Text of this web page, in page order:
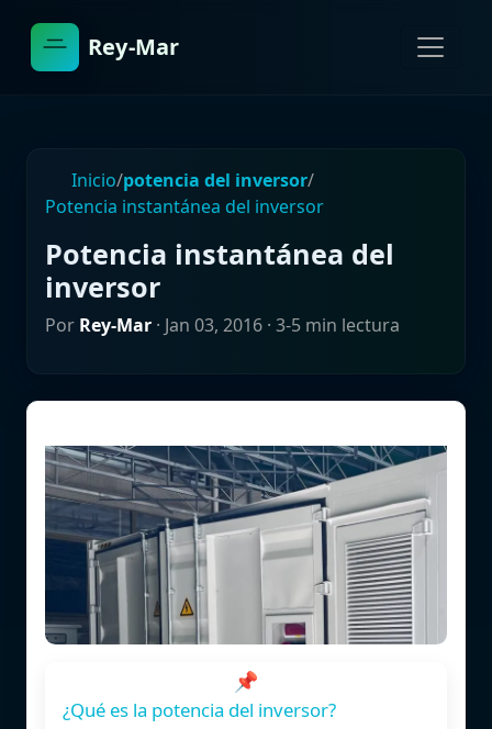
Rey-Mar
Inicio/potencia del inversor/
Potencia instantánea del inversor
Potencia instantánea del
inversor
Por Rey-Mar · Jan 03, 2016 · 3-5 min lectura
📌
¿Qué es la potencia del inversor?